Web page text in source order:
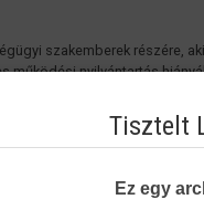
szakemberek részére,
működési nyilvántartás
formanyomtatványon
rendelkezik,
az orvosok, fogorvosok és
Tisztelt
Ez egy